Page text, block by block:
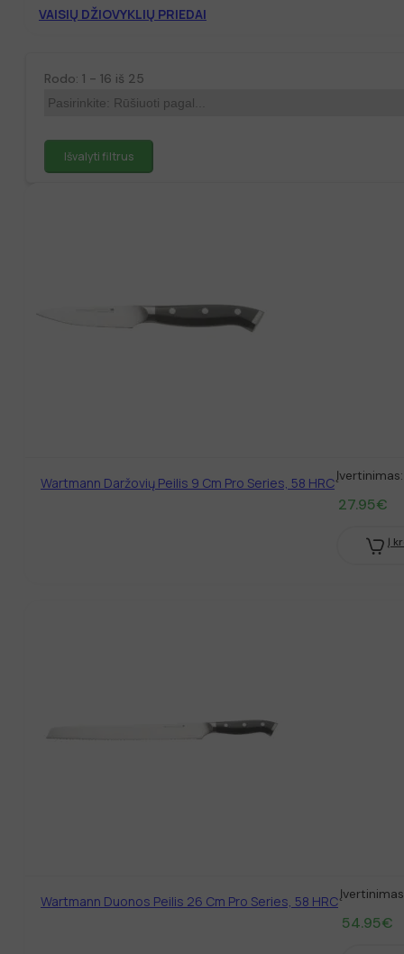
VAISIŲ DŽIOVYKLIŲ PRIEDAI
Rodo: 1 - 16 iš 25
Išvalyti filtrus
Wartmann Daržovių Peilis 9 Cm Pro Series, 58 HRC
27.95€
Į
Wartmann Duonos Peilis 26 Cm Pro Series, 58 HRC
54.95€